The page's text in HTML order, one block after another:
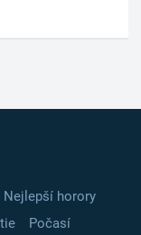
Nejlepší horory
Počasí